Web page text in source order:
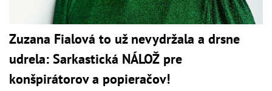
Zuzana Fialová to už nevydržala a drsne
udrela: Sarkastická NÁLOŽ pre
konšpirátorov a popieračov!